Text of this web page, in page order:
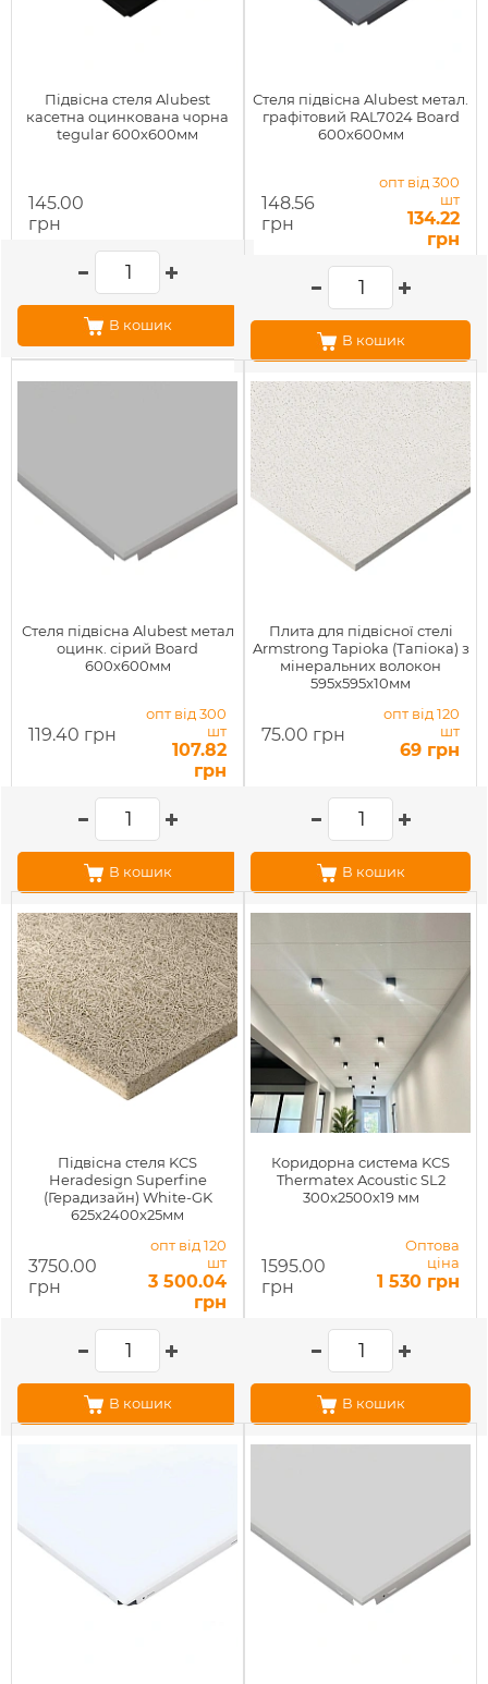
Підвісна стеля Alubest
касетна оцинкована чорна
tegular 600х600мм
145.00
грн
В кошик
Стеля підвісна Alubest метал.
графітовий RAL7024 Board
600х600мм
148.56
грн
опт від 300
шт
134.22
грн
В кошик
Стеля підвісна Alubest метал
оцинк. сірий Board
600х600мм
119.40 грн
опт від 300
шт
107.82
грн
В кошик
Плита для підвісної стелі
Armstrong Tapioka (Тапіока) з
мінеральних волокон
595x595x10мм
75.00 грн
опт від 120
шт
69 грн
В кошик
Підвісна стеля KCS
Heradesign Superfine
(Герадизайн) White-GK
625x2400x25мм
3750.00
грн
опт від 120
шт
3 500.04
грн
В кошик
Коридорна система KCS
Thermatex Acoustic SL2
300x2500х19 мм
1595.00
грн
Оптова
ціна
1 530 грн
В кошик